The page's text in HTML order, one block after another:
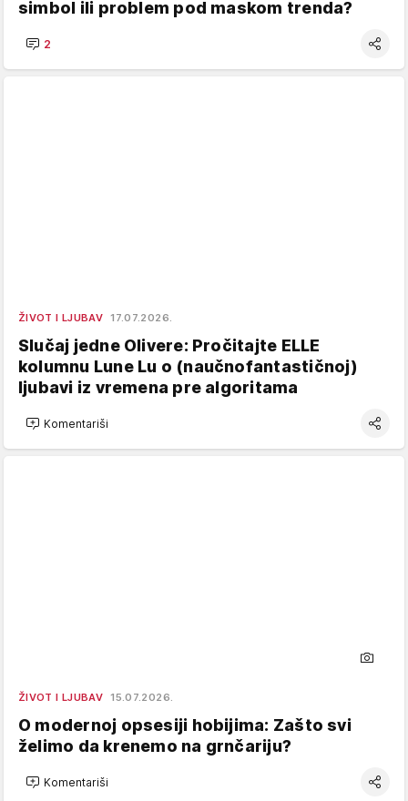
simbol ili problem pod maskom trenda?
2
ŽIVOT I LJUBAV 17.07.2026.
Slučaj jedne Olivere: Pročitajte ELLE
kolumnu Lune Lu o (naučnofantastičnoj)
ljubavi iz vremena pre algoritama
Komentariši
ŽIVOT I LJUBAV 15.07.2026.
O modernoj opsesiji hobijima: Zašto svi
želimo da krenemo na grnčariju?
Komentariši